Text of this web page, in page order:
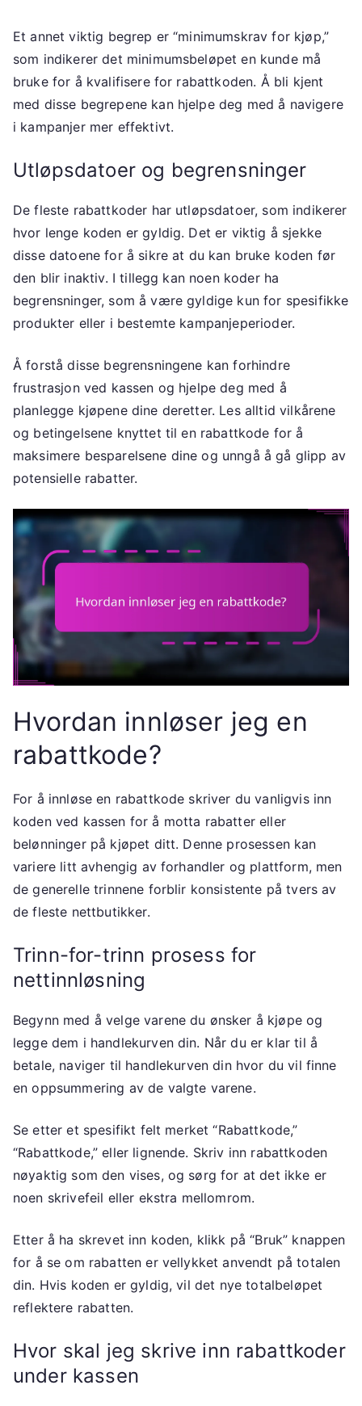
Et annet viktig begrep er “minimumskrav for kjøp,”
som indikerer det minimumsbeløpet en kunde må
bruke for å kvalifisere for rabattkoden. Å bli kjent
med disse begrepene kan hjelpe deg med å navigere
i kampanjer mer effektivt.
Utløpsdatoer og begrensninger
De fleste rabattkoder har utløpsdatoer, som indikerer
hvor lenge koden er gyldig. Det er viktig å sjekke
disse datoene for å sikre at du kan bruke koden før
den blir inaktiv. I tillegg kan noen koder ha
begrensninger, som å være gyldige kun for spesifikke
produkter eller i bestemte kampanjeperioder.
Å forstå disse begrensningene kan forhindre
frustrasjon ved kassen og hjelpe deg med å
planlegge kjøpene dine deretter. Les alltid vilkårene
og betingelsene knyttet til en rabattkode for å
maksimere besparelsene dine og unngå å gå glipp av
potensielle rabatter.
Hvordan innløser jeg en
rabattkode?
For å innløse en rabattkode skriver du vanligvis inn
koden ved kassen for å motta rabatter eller
belønninger på kjøpet ditt. Denne prosessen kan
variere litt avhengig av forhandler og plattform, men
de generelle trinnene forblir konsistente på tvers av
de fleste nettbutikker.
Trinn-for-trinn prosess for
nettinnløsning
Begynn med å velge varene du ønsker å kjøpe og
legge dem i handlekurven din. Når du er klar til å
betale, naviger til handlekurven din hvor du vil finne
en oppsummering av de valgte varene.
Se etter et spesifikt felt merket “Rabattkode,”
“Rabattkode,” eller lignende. Skriv inn rabattkoden
nøyaktig som den vises, og sørg for at det ikke er
noen skrivefeil eller ekstra mellomrom.
Etter å ha skrevet inn koden, klikk på “Bruk” knappen
for å se om rabatten er vellykket anvendt på totalen
din. Hvis koden er gyldig, vil det nye totalbeløpet
reflektere rabatten.
Hvor skal jeg skrive inn rabattkoder
under kassen